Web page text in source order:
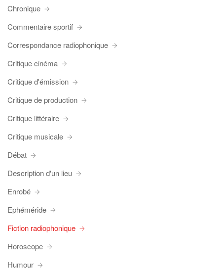
Chronique
Commentaire sportif
Correspondance radiophonique
Critique cinéma
Critique d'émission
Critique de production
Critique littéraire
Critique musicale
Débat
Description d'un lieu
Enrobé
Ephéméride
Fiction radiophonique
Horoscope
Humour